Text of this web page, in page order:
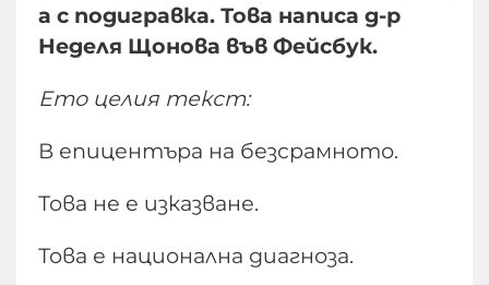
а с подигравка. Това написа д-р
Неделя Щонова във Фейсбук.
Ето целия текст:
В епицентъра на безсрамното.
Това не е изказване.
Това е национална диагноза.